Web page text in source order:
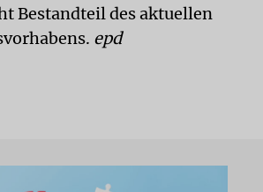
Bestandteil des aktuellen
epd